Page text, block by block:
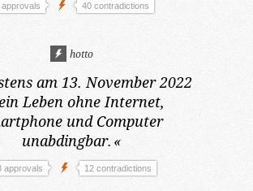
approvals 40 contradictions
hotto
am 13. November 2022
Leben ohne Internet,
und Computer
unabdingbar. «
approvals 12 contradictions